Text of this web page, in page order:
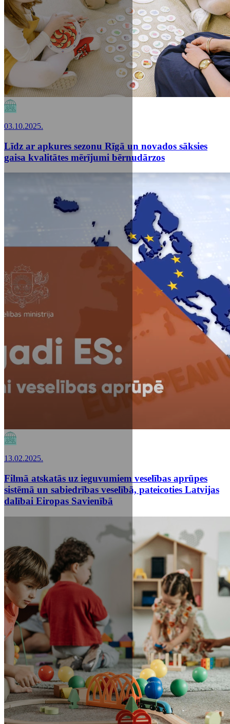
03.10.2025.
Līdz ar apkures sezonu Rīgā un novados sāksies
gaisa kvalitātes mērījumi bērnudārzos
13.02.2025.
Filmā atskatās uz ieguvumiem veselības aprūpes
sistēmā un sabiedrības veselībā, pateicoties Latvijas
dalībai Eiropas Savienībā